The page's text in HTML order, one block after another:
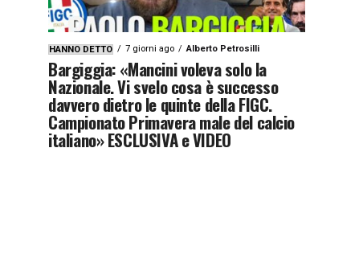
HANNO DETTO 7 giorni ago Alberto Petrosilli
Bargiggia: «Mancini voleva solo la
Nazionale. Vi svelo cosa è successo
davvero dietro le quinte della FIGC.
Campionato Primavera male del calcio
italiano» ESCLUSIVA e VIDEO